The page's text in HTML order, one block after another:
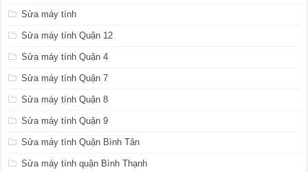
Sửa máy tính
Sửa máy tính Quận 12
Sửa máy tính Quận 4
Sửa máy tính Quận 7
Sửa máy tính Quận 8
Sửa máy tính Quận 9
Sửa máy tính Quận Bình Tân
Sửa máy tính quận Bình Thạnh